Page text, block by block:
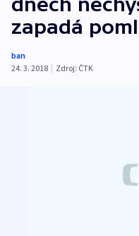
zapadá
ban
24. 3. 2018 | Zdroj: ČTK